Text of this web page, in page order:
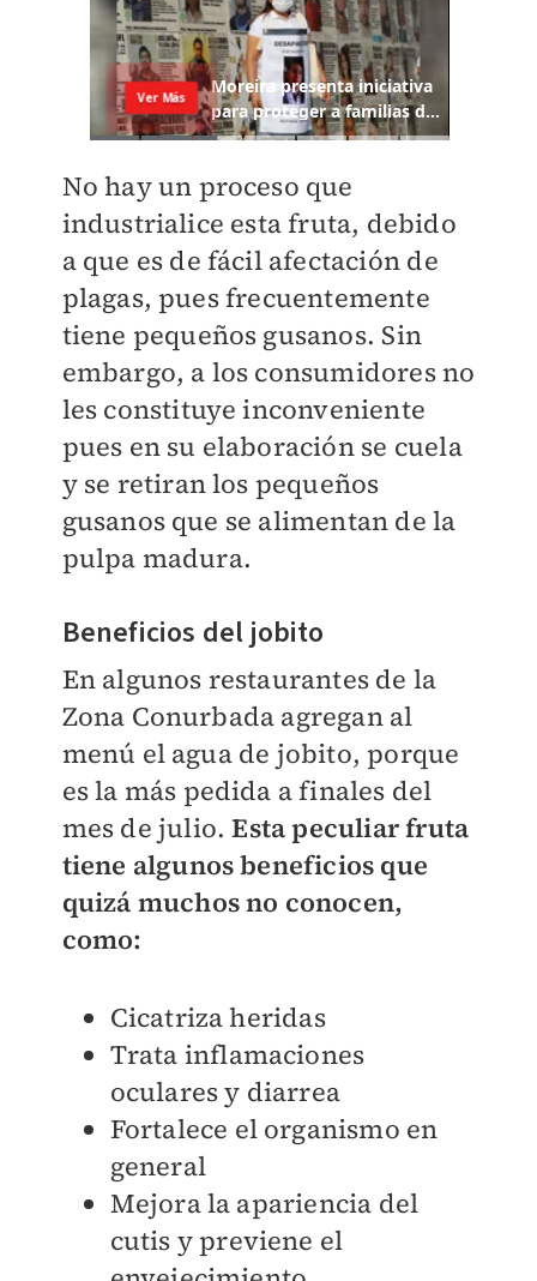
No hay un proceso que
industrialice esta fruta, debido
a que es de fácil afectación de
plagas, pues frecuentemente
tiene pequeños gusanos. Sin
embargo, a los consumidores no
les constituye inconveniente
pues en su elaboración se cuela
y se retiran los pequeños
gusanos que se alimentan de la
pulpa madura.
Beneficios del jobito
En algunos restaurantes de la
Zona Conurbada agregan al
menú el agua de jobito, porque
es la más pedida a finales del
mes de julio.Esta peculiar fruta
tiene algunos beneficios que
quizá muchos no conocen,
como:
Cicatriza heridas
Trata inflamaciones
oculares y diarrea
Fortalece el organismo en
general
Mejora la apariencia del
cutis y previene el